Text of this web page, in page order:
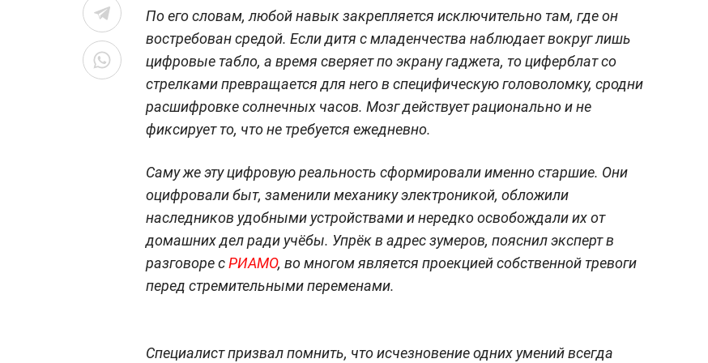
По его словам, любой навык закрепляется исключительно там, где он
востребован средой. Если дитя с младенчества наблюдает вокруг лишь
цифровые табло, а время сверяет по экрану гаджета, то циферблат со
стрелками превращается для него в специфическую головоломку, сродни
расшифровке солнечных часов. Мозг действует рационально и не
фиксирует то, что не требуется ежедневно.
Саму же эту цифровую реальность сформировали именно старшие. Они
оцифровали быт, заменили механику электроникой, обложили
наследников удобными устройствами и нередко освобождали их от
домашних дел ради учёбы. Упрёк в адрес зумеров, пояснил эксперт в
разговоре сРИАМО, во многом является проекцией собственной тревоги
перед стремительными переменами.
Специалист призвал помнить, что исчезновение одних умений всегда